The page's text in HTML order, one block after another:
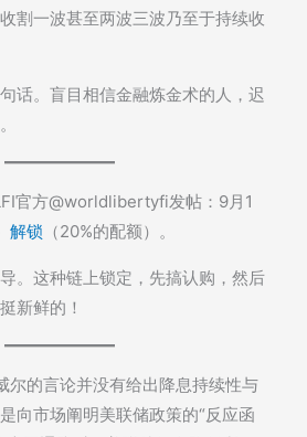
割一波甚至两波三波乃至于持续收
话。盲目相信金融炼金术的人，迟
官方@worldlibertyfi发帖：9月1
解锁 （20%的配额）。
。这种链上锁定，先搞认购，然后
新鲜的！
尔的言论并没有给出降息持续性与
向市场阐明美联储政策的“反应函